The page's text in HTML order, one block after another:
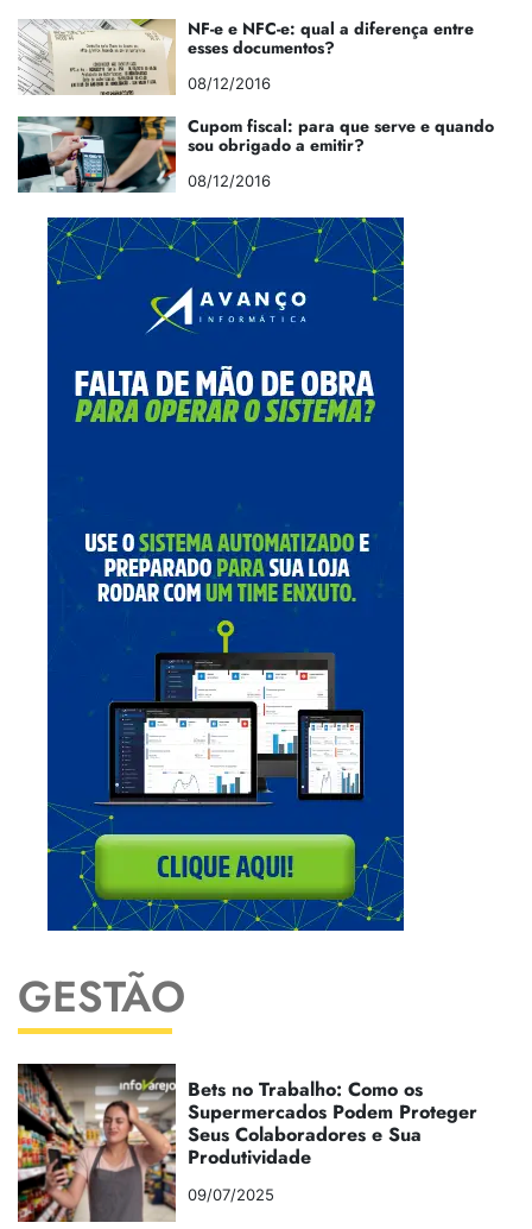
NF-e e NFC-e: qual a diferença entre
esses documentos?
08/12/2016
Cupom fiscal: para que serve e quando
sou obrigado a emitir?
08/12/2016
GESTÃO
Bets no Trabalho: Como os
Supermercados Podem Proteger
Seus Colaboradores e Sua
Produtividade
09/07/2025